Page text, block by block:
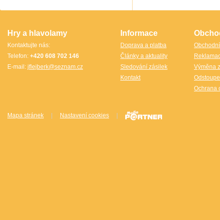
Hry a hlavolamy
Kontaktujte nás:
Telefon: +420 608 702 146
E-mail: jflejberk@seznam.cz
Informace
Doprava a platba
Články a aktuality
Sledování zásilek
Kontakt
Výměna
Ochrana
Mapa stránek Nastavení cookies